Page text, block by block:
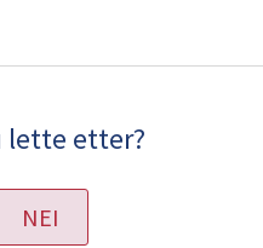
lette etter?
NEI